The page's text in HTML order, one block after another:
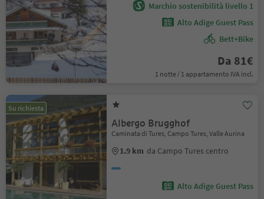
Marchio sostenibilità livello 1
Alto Adige Guest Pass
Bett+Bike
Da 81€
1 notte / 1 appartamento IVA incl.
Su richiesta
Albergo Brugghof
Caminata di Tures, Campo Tures, Valle Aurina
1.9 km da Campo Tures centro
Alto Adige Guest Pass